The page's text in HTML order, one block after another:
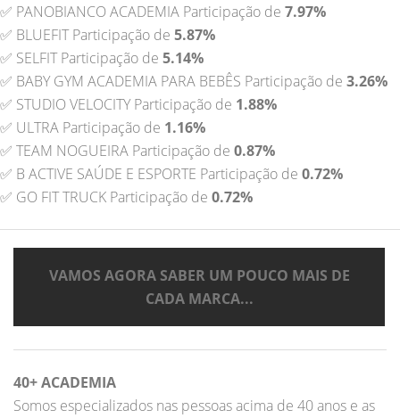
✅ PANOBIANCO ACADEMIA Participação de 7.97%
✅ BLUEFIT Participação de 5.87%
✅ SELFIT Participação de 5.14%
✅ BABY GYM ACADEMIA PARA BEBÊS Participação de 3.26%
✅ STUDIO VELOCITY Participação de 1.88%
✅ ULTRA Participação de 1.16%
✅ TEAM NOGUEIRA Participação de 0.87%
✅ B ACTIVE SAÚDE E ESPORTE Participação de 0.72%
✅ GO FIT TRUCK Participação de 0.72%
VAMOS AGORA SABER UM POUCO MAIS DE
CADA MARCA...
40+ ACADEMIA
Somos especializados nas pessoas acima de 40 anos e as